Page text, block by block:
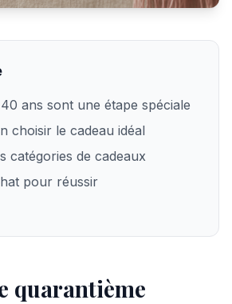
ans sont une étape spéciale
choisir le cadeau idéal
catégories de cadeaux
pour réussir
quarantième